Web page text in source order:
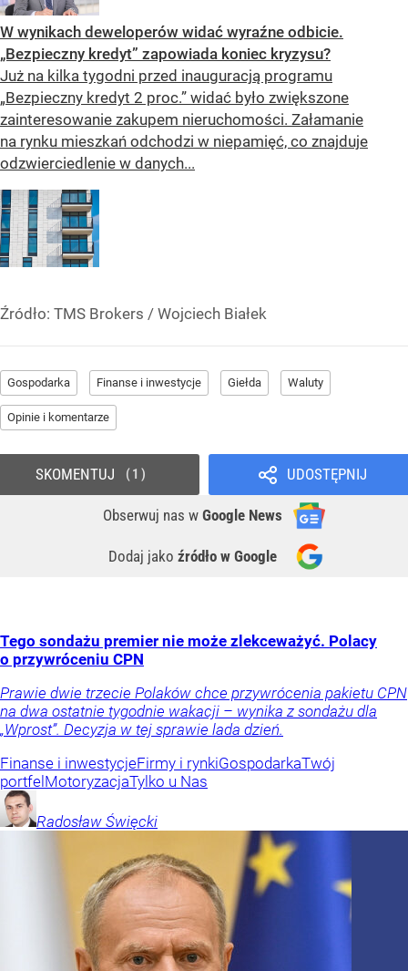
W wynikach deweloperów widać wyraźne odbicie.
„Bezpieczny kredyt” zapowiada koniec kryzysu?
Już na kilka tygodni przed inauguracją programu
„Bezpieczny kredyt 2 proc.” widać było zwiększone
zainteresowanie zakupem nieruchomości. Załamanie
na rynku mieszkań odchodzi w niepamięć, co znajduje
odzwierciedlenie w danych...
Źródło: TMS Brokers / Wojciech Białek
Gospodarka Finanse i inwestycje Giełda Waluty
Opinie i komentarze
UDOSTĘPNIJ
Obserwuj nas w Google News
Dodaj jako źródło w Google
SKOMENTUJ 1
Tego sondażu premier nie może zlekceważyć. Polacy
o przywróceniu CPN
Prawie dwie trzecie Polaków chce przywrócenia pakietu CPN
na dwa ostatnie tygodnie wakacji – wynika z sondażu dla
„Wprost”. Decyzja w tej sprawie lada dzień.
Finanse i inwestycjeFirmy i rynkiGospodarkaTwój
portfelMotoryzacjaTylko u Nas
Radosław Święcki